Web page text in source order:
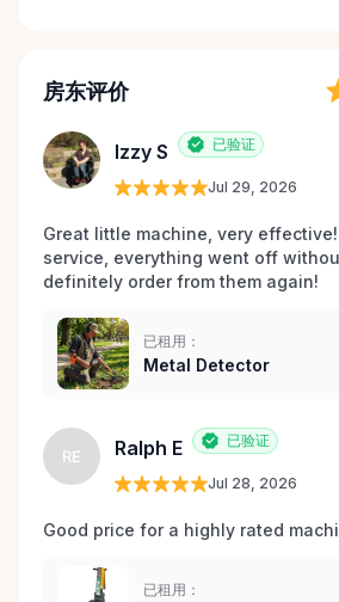
房东评价
Izzy S 已验证
Jul 29, 2026
Great little machine, very
service, everything went off
definitely order from them again!
已租用：
Metal Detector
RE Ralph E 已验证
Jul 28, 2026
Good price for a highly rated
已租用：